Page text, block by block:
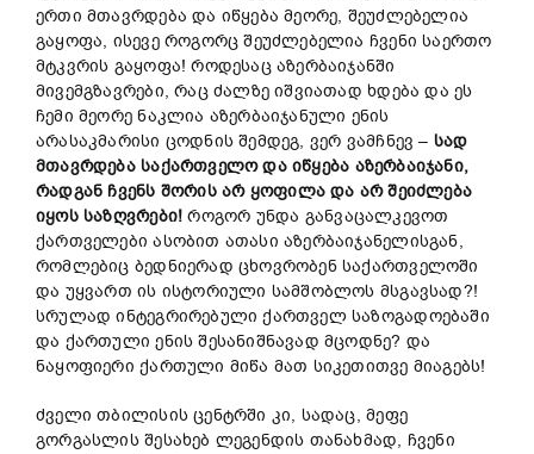
ერთი მთავრდება და იწყება მეორე, შეუძლებელია
გაყოფა, ისევე როგორც შეუძლებელია ჩვენი საერთო
მტკვრის გაყოფა! როდესაც აზერბაიჯანში
მივემგზავრები, რაც ძალზე იშვიათად ხდება და ეს
ჩემი მეორე ნაკლია აზერბაიჯანული ენის
არასაკმარისი ცოდნის შემდეგ, ვერ ვამჩნევ – სად
მთავრდება საქართველო და იწყება აზერბაიჯანი,
რადგან ჩვენს შორის არ ყოფილადა არ შეიძლება
იყოსსაზღვრები! როგორ უნდა განვაცალკევოთ
ქართველები ასობით ათასი აზერბაიჯანელისგან,
რომლებიც ბედნიერად ცხოვრობენ საქართველოში
და უყვართ ის ისტორიული სამშობლოს მსგავსად?!
სრულად ინტეგრირებული ქართველ საზოგადოებაში
და ქართული ენის შესანიშნავად მცოდნე? და
ნაყოფიერი ქართული მიწა მათ სიკეთითვე მიაგებს!
ძველი თბილისის ცენტრში კი, სადაც, მეფე
გორგასლის შესახებ ლეგენდის თანახმად, ჩვენი